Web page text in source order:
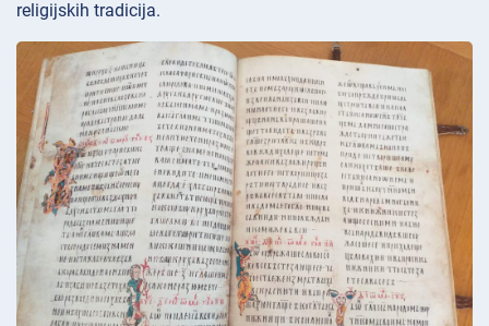
religijskih tradicija.